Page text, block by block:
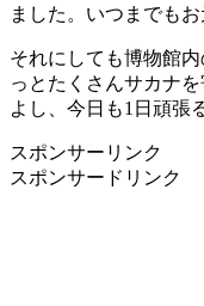
ました。いつまでもお
それにしても博物館
っとたくさんサカナ
よし、今日も1日頑張
スポンサーリンク
スポンサードリンク